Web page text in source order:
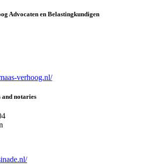
Advocaten en Belastingkundigen
verhoog.nl/
and notaries